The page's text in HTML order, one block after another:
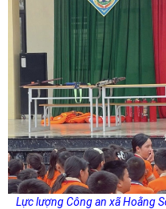
Lực lượng Công an xã Hoằng